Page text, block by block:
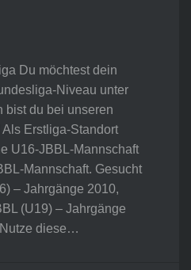
Du möchtest dein
Niveau unter
bist du bei unseren
Erstliga-Standort
U16-JBBL-Mannschaft
Mannschaft. Gesucht
– Jahrgänge 2010,
(U19) – Jahrgänge
diese…